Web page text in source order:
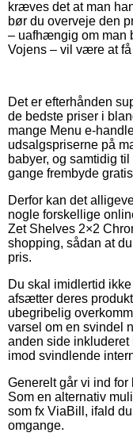
kræves det at man
bør du overveje den
– uafhængig om man
Vojens – vil være at
Det er efterhånden
de bedste priser i
mange Menu e-
udsalgspriserne på
babyer, og samtidig
gange frembyde
Derfor kan det
nogle forskellige
Zet Shelves 2×2
shopping, sådan at
pris.
Du skal imidlertid
afsætter deres
ubegribelig
varsel om en svindel
anden side
imod svindlende
Generelt går vi ind
Som en alternativ
som fx ViaBill, ifald
omgange.